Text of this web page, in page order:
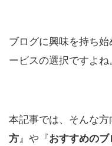
ブログに興味を持ち
ービスの選択ですよね
本記事では、そんな方
方 』や『おすすめの